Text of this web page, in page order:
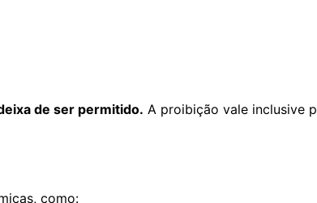
de ser permitido. A proibição vale inclusive
como: